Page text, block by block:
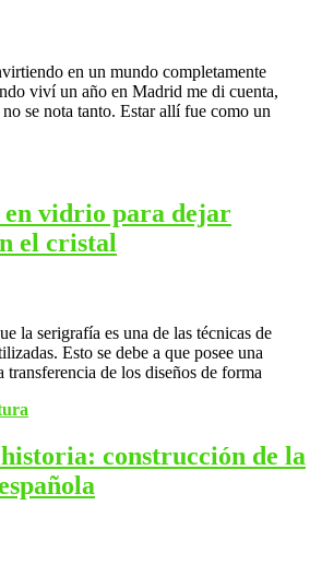
en un mundo completamente
viví un año en Madrid me di cuenta,
se nota tanto. Estar allí fue como un
en vidrio para dejar
el cristal
la serigrafía es una de las técnicas de
Esto se debe a que posee una
transferencia de los diseños de forma
construcción de la